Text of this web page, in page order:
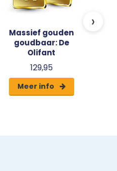
Massief gouden
goudbaar: De
Olifant
129,95
Meer info
›